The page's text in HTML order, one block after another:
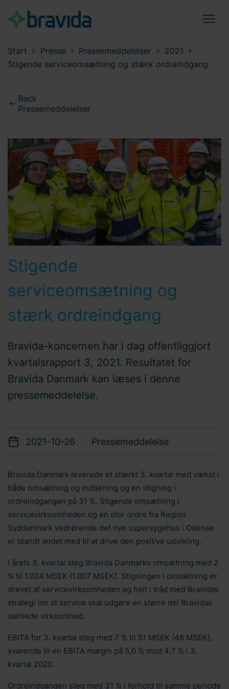
Start Presse Pressemeddelelser
2021
Stigende serviceomsætning og stærk ordreindgang
Back
Pressemeddelelser
Stigende
serviceomsætning og
stærk ordreindgang
Bravida-koncernen har i dag offentliggjort
kvartalsrapport 3, 2021. Resultatet for
Bravida Danmark kan læses i denne
pressemeddelelse.
2021-10-26 Pressemeddelelse
Bravida Danmark leverede et stærkt 3. kvartal med vækst i
både omsætning og indtjening og en stigning i
ordreindgangen på 31 %. Stigende omsætning i
servicevirksomheden og en stor ordre fra Region
Syddanmark vedrørende det nye supersygehus i Odense
er blandt andet med til at drive den positive udvikling.
I årets 3. kvartal steg Bravida Danmarks omsætning med 2
% til 1.024 MSEK (1.007 MSEK). Stigningen i omsætning er
drevet af servicevirksomheden og helt i tråd med Bravidas
strategi om at service skal udgøre en større del Bravidas
samlede virksomhed.
EBITA for 3. kvartal steg med 7 % til 51 MSEK (48 MSEK),
svarende til en EBITA margin på 5,0 % mod 4,7 % i 3.
kvartal 2020.
Ordreindgangen steg med 31 % i forhold til samme periode